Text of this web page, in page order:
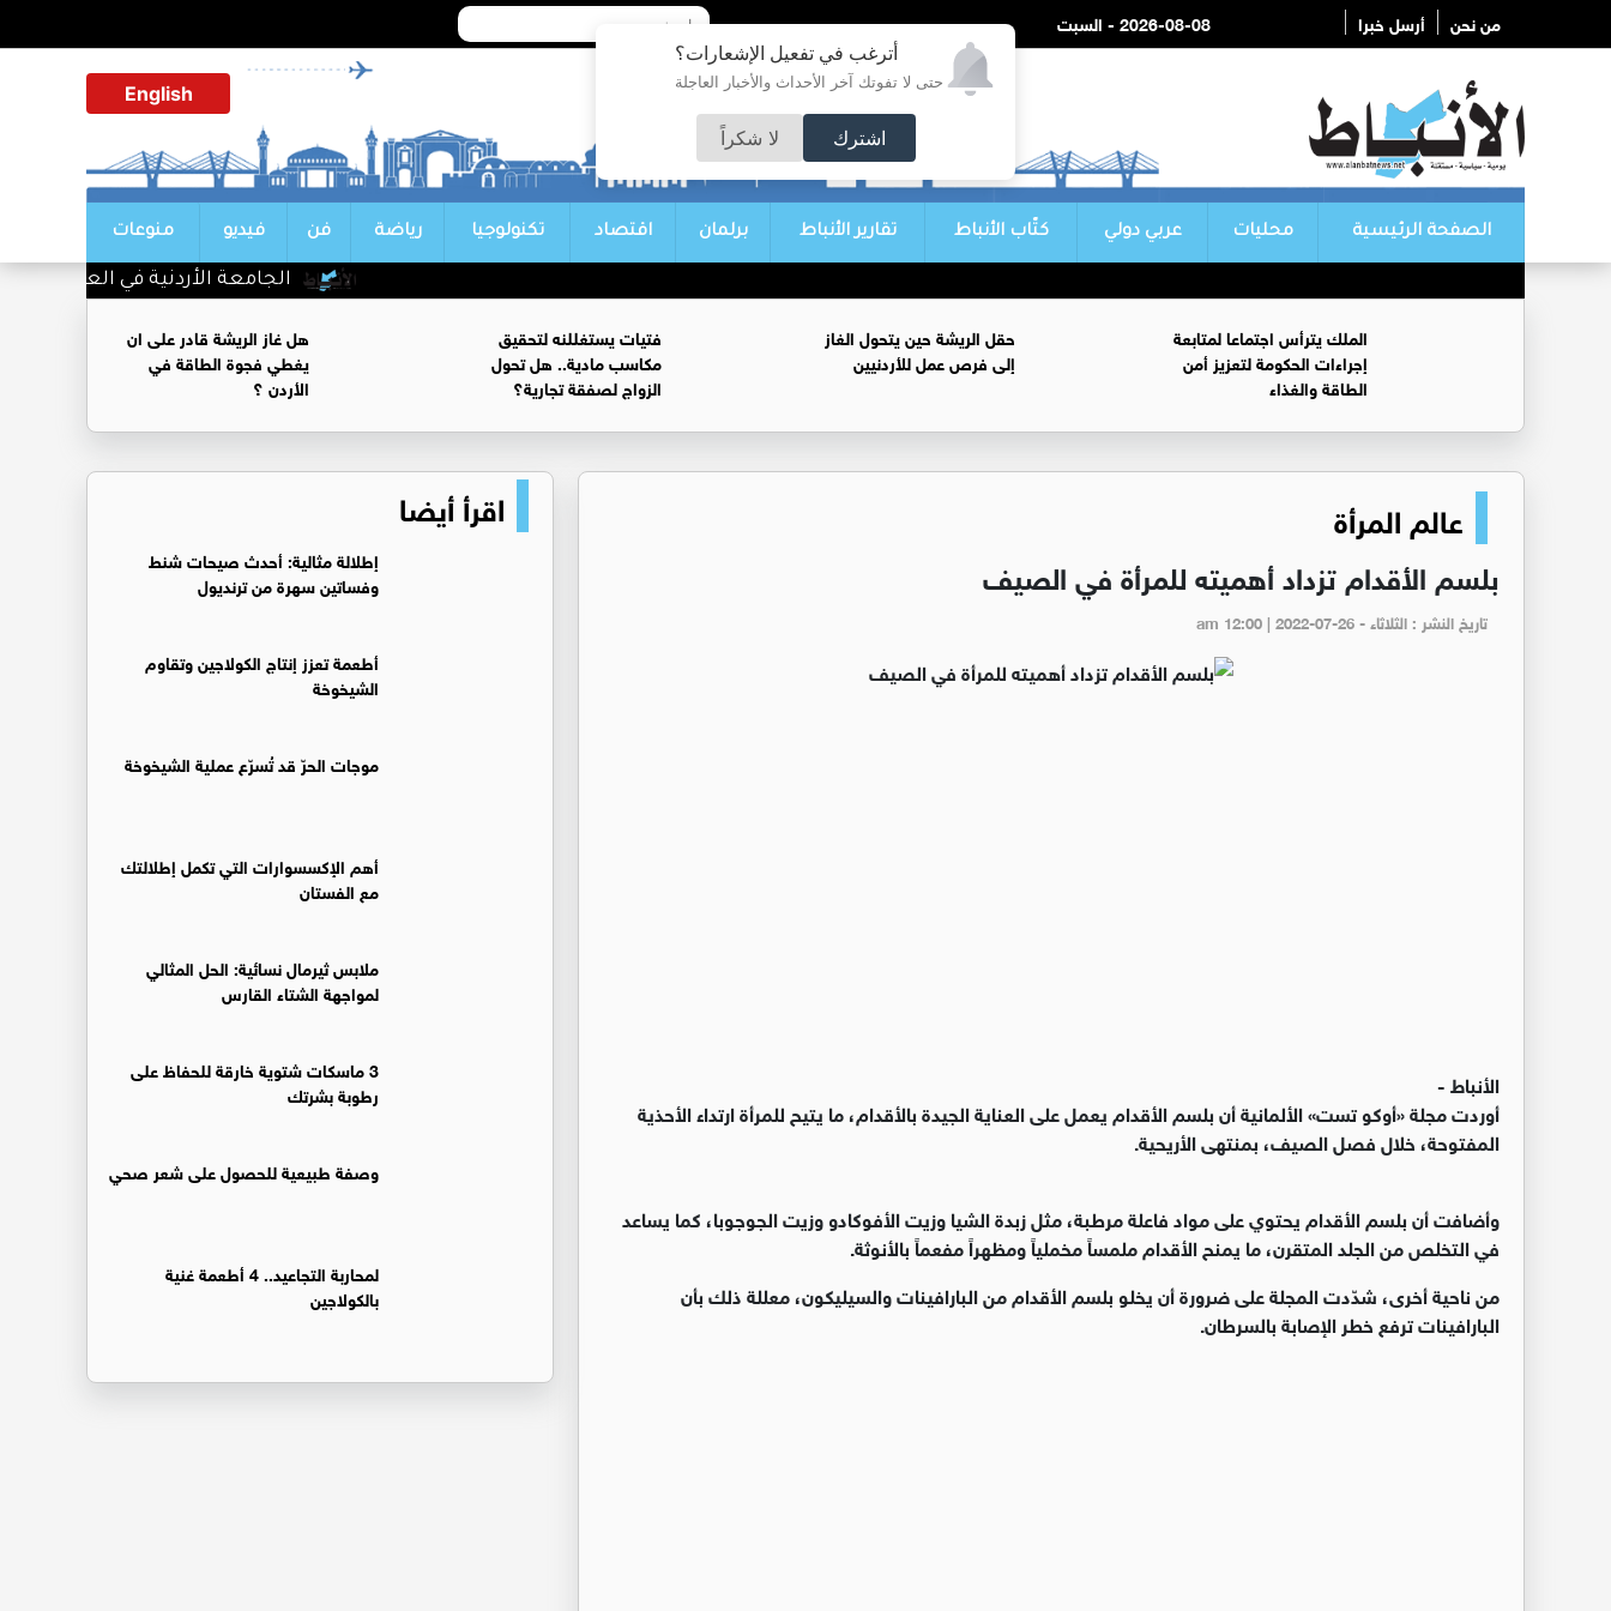
أترغب في تفعيل الإشعارات؟
حتى لا تفوتك آخر الأحداث والأخبار العاجلة
اشترك لا شكراً
من نحن أرسل خبرا 2026-08-08 - السبت
English
الصفحة الرئيسية محليات عربي دولي كتّاب الأنباط تقارير الأنباط برلمان اقتصاد تكنولوجيا رياضة فن فيديو منوعات
الجامعة الأردنية في العقبة تبدأ
الملك يترأس اجتماعا لمتابعة
إجراءات الحكومة لتعزيز أمن
الطاقة والغذاء
حقل الريشة حين يتحول الغاز
إلى فرص عمل للأردنيين
فتيات يستغللنه لتحقيق
مكاسب مادية.. هل تحول
الزواج لصفقة تجارية؟
هل غاز الريشة قادر على ان
يغطي فجوة الطاقة في
الأردن ؟
عالم المرأة
بلسم الأقدام تزداد أهميته للمرأة في الصيف
تاريخ النشر : الثلاثاء - am 12:00 | 2022-07-26
الأنباط -
أوردت مجلة «أوكو تست» الألمانية أن بلسم الأقدام يعمل على العناية الجيدة بالأقدام، ما يتيح للمرأة ارتداء الأحذية
المفتوحة، خلال فصل الصيف، بمنتهى الأريحية.
وأضافت أن بلسم الأقدام يحتوي على مواد فاعلة مرطبة، مثل زبدة الشيا وزيت الأفوكادو وزيت الجوجوبا، كما يساعد
في التخلص من الجلد المتقرن، ما يمنح الأقدام ملمساً مخملياً ومظهراً مفعماً بالأنوثة.
من ناحية أخرى، شدّدت المجلة على ضرورة أن يخلو بلسم الأقدام من البارافينات والسيليكون، معللة ذلك بأن
البارافينات ترفع خطر الإصابة بالسرطان.
اقرأ أيضا
إطلالة مثالية: أحدث صيحات شنط
وفساتين سهرة من ترنديول
أطعمة تعزز إنتاج الكولاجين وتقاوم
الشيخوخة
موجات الحرّ قد تُسرّع عملية الشيخوخة
أهم الإكسسوارات التي تكمل إطلالتك
مع الفستان
ملابس ثيرمال نسائية: الحل المثالي
لمواجهة الشتاء القارس
3 ماسكات شتوية خارقة للحفاظ على
رطوبة بشرتك
وصفة طبيعية للحصول على شعر صحي
لمحاربة التجاعيد.. 4 أطعمة غنية
بالكولاجين